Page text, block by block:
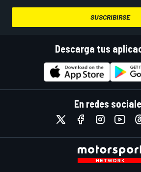
SUSCRIBIRSE
Descarga tus
En redes